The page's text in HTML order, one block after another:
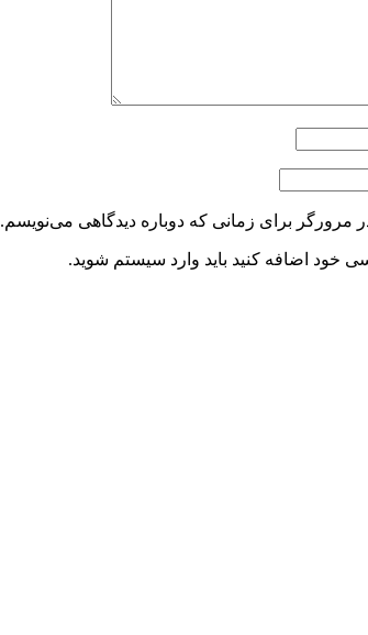
مرورگر برای زمانی که دوباره دیدگاهی می‌نویسم.
خود اضافه کنید باید وارد سیستم شوید.